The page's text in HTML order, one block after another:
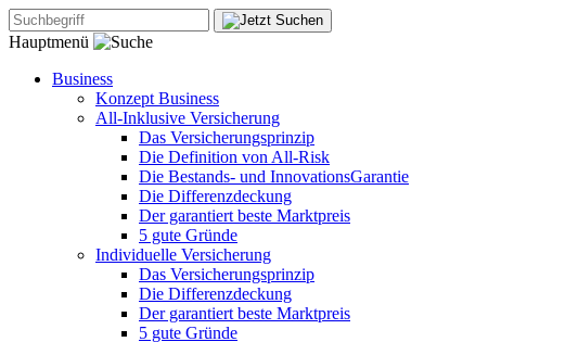
Hauptmenü
Business
Konzept Business
All-Inklusive Versicherung
Das Versicherungsprinzip
Die Definition von All-Risk
Die Bestands- und InnovationsGarantie
Die Differenzdeckung
Der garantiert beste Marktpreis
5 gute Gründe
Individuelle Versicherung
Das Versicherungsprinzip
Die Differenzdeckung
Der garantiert beste Marktpreis
5 gute Gründe